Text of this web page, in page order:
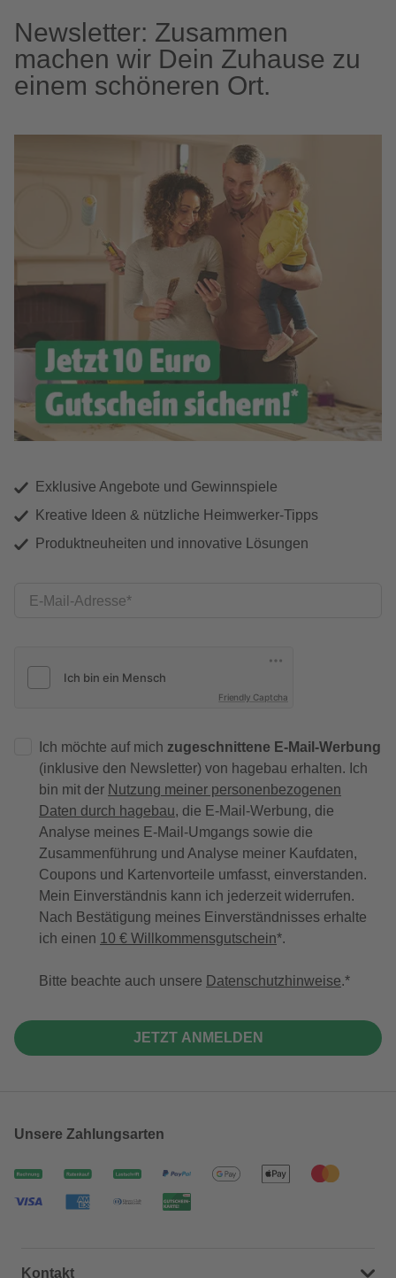
Newsletter: Zusammen
machen wir Dein Zuhause zu
einem schöneren Ort.
Exklusive Angebote und Gewinnspiele
Kreative Ideen & nützliche Heimwerker-Tipps
Produktneuheiten und innovative Lösungen
E-Mail-Adresse
Friendly Captcha
Ich möchte auf mich zugeschnittene E-Mail-Werbung
(inklusive den Newsletter) von hagebau erhalten. Ich
bin mit der Nutzung meiner personenbezogenen
Daten durch hagebau, die E-Mail-Werbung, die
Analyse meines E-Mail-Umgangs sowie die
Zusammenführung und Analyse meiner Kaufdaten,
Coupons und Kartenvorteile umfasst, einverstanden.
Mein Einverständnis kann ich jederzeit widerrufen.
Nach Bestätigung meines Einverständnisses erhalte
ich einen 10 € Willkommensgutschein*.
Bitte beachte auch unsere Datenschutzhinweise.
JETZT ANMELDEN
Unsere Zahlungsarten
Kontakt